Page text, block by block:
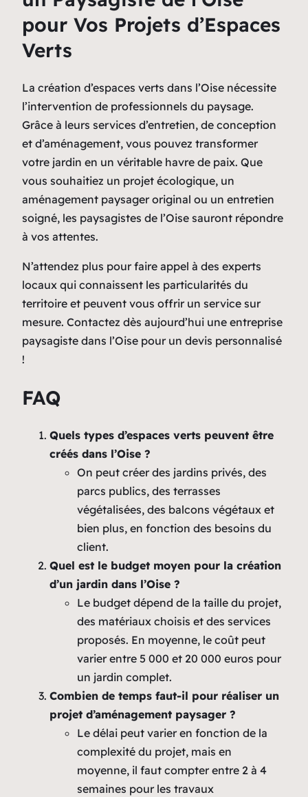
pour Vos Projets d’Espaces
Verts
La création d’espaces verts dans l’Oise nécessite
l’intervention de professionnels du paysage.
Grâce à leurs services d’entretien, de conception
et d’aménagement, vous pouvez transformer
votre jardin en un véritable havre de paix. Que
vous souhaitiez un projet écologique, un
aménagement paysager original ou un entretien
soigné, les paysagistes de l’Oise sauront répondre
à vos attentes.
N’attendez plus pour faire appel à des experts
locaux qui connaissent les particularités du
territoire et peuvent vous offrir un service sur
mesure. Contactez dès aujourd’hui une entreprise
paysagiste dans l’Oise pour un devis personnalisé
!
FAQ
Quels types d’espaces verts peuvent être
créés dans l’Oise ?
On peut créer des jardins privés, des
parcs publics, des terrasses
végétalisées, des balcons végétaux et
bien plus, en fonction des besoins du
client.
Quel est le budget moyen pour la création
d’un jardin dans l’Oise ?
Le budget dépend de la taille du projet,
des matériaux choisis et des services
proposés. En moyenne, le coût peut
varier entre 5 000 et 20 000 euros pour
un jardin complet.
Combien de temps faut-il pour réaliser un
projet d’aménagement paysager ?
Le délai peut varier en fonction de la
complexité du projet, mais en
moyenne, il faut compter entre 2 à 4
semaines pour les travaux